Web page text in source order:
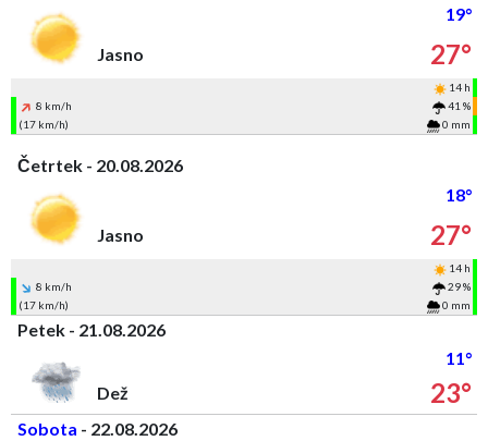
19°
Jasno
27°
14 h
8 km/h
41 %
(17 km/h)
0 mm
Četrtek - 20.08.2026
18°
Jasno
27°
14 h
8 km/h
29 %
(17 km/h)
0 mm
Petek - 21.08.2026
11°
Dež
23°
Sobota - 22.08.2026